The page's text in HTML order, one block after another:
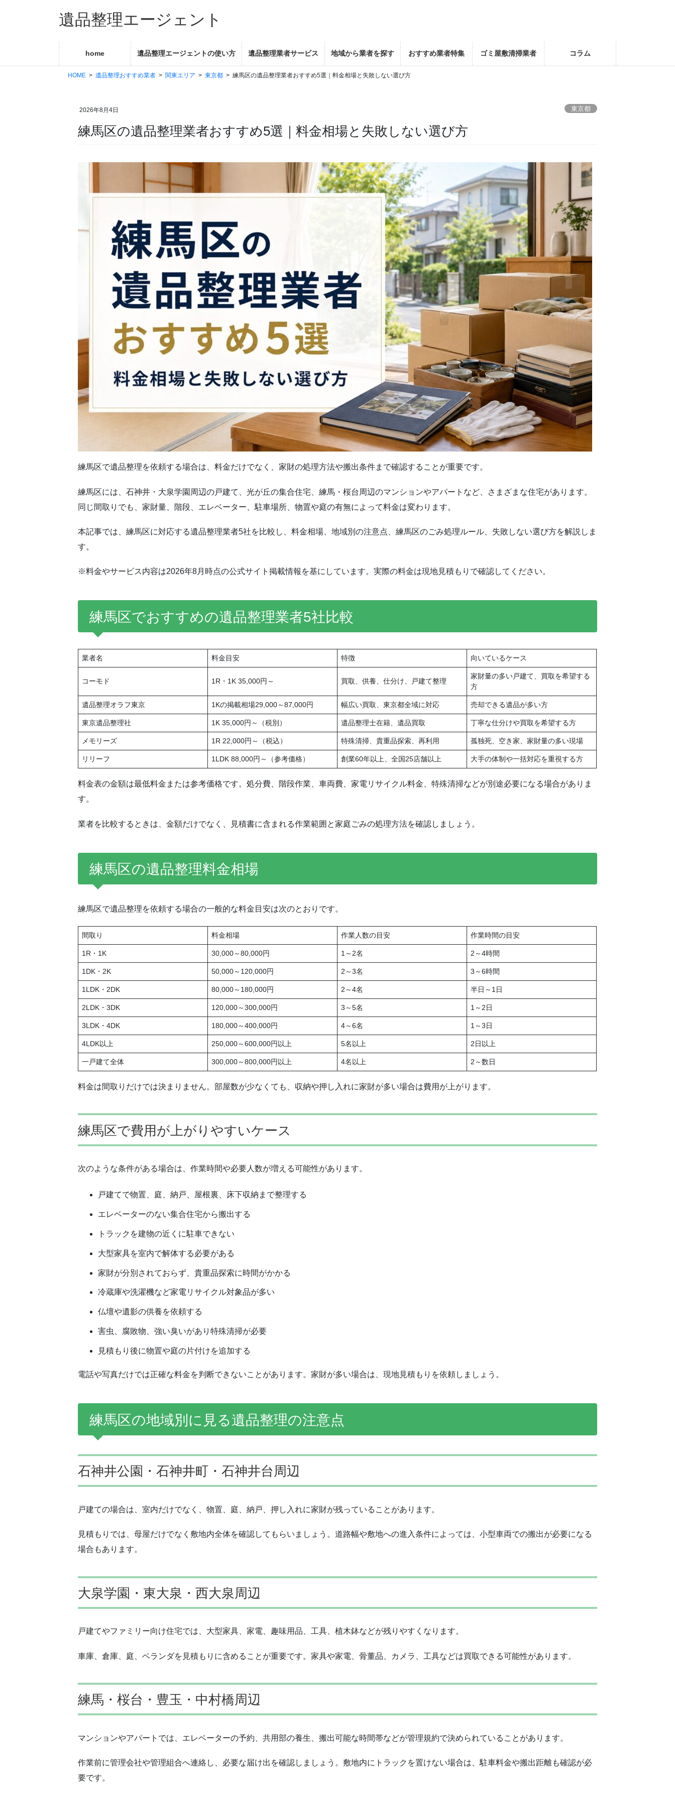
遺品整理エージェント
home 遺品整理エージェントの使い方 遺品整理業者サービス 地域から業者を探す おすすめ業者特集 ゴミ屋敷清掃業者 コラム
HOME 遺品整理おすすめ業者 関東エリア 東京都 練馬区の遺品整理業者おすすめ5選｜料金相場と失敗しない選び方
2026年8月4日 東京都
練馬区の遺品整理業者おすすめ5選｜料金相場と失敗しない選び方
練馬区で遺品整理を依頼する場合は、料金だけでなく、家財の処理方法や搬出条件まで確認することが重要です。
練馬区には、石神井・大泉学園周辺の戸建て、光が丘の集合住宅、練馬・桜台周辺のマンションやアパートなど、さまざまな住宅があります。
同じ間取りでも、家財量、階段、エレベーター、駐車場所、物置や庭の有無によって料金は変わります。
本記事では、練馬区に対応する遺品整理業者5社を比較し、料金相場、地域別の注意点、練馬区のごみ処理ルール、失敗しない選び方を解説しま
す。
※料金やサービス内容は2026年8月時点の公式サイト掲載情報を基にしています。実際の料金は現地見積もりで確認してください。
練馬区でおすすめの遺品整理業者5社比較
業者名 料金目安 特徴 向いているケース
コーモド 1R・1K 35,000円～ 買取、供養、仕分け、戸建て整理
家財量の多い戸建て、買取を希望する
方
遺品整理オラフ東京 1Kの掲載相場29,000～87,000円 幅広い買取、東京都全域に対応 売却できる遺品が多い方
東京遺品整理社 1K 35,000円～（税別） 遺品整理士在籍、遺品買取 丁寧な仕分けや買取を希望する方
メモリーズ 1R 22,000円～（税込） 特殊清掃、貴重品探索、再利用 孤独死、空き家、家財量の多い現場
リリーフ 1LDK 88,000円～（参考価格） 創業60年以上、全国25店舗以上 大手の体制や一括対応を重視する方
料金表の金額は最低料金または参考価格です。処分費、階段作業、車両費、家電リサイクル料金、特殊清掃などが別途必要になる場合がありま
す。
業者を比較するときは、金額だけでなく、見積書に含まれる作業範囲と家庭ごみの処理方法を確認しましょう。
練馬区の遺品整理料金相場
練馬区で遺品整理を依頼する場合の一般的な料金目安は次のとおりです。
間取り 料金相場 作業人数の目安 作業時間の目安
1R・1K 30,000～80,000円 1～2名 2～4時間
1DK・2K 50,000～120,000円 2～3名 3～6時間
1LDK・2DK 80,000～180,000円 2～4名 半日～1日
2LDK・3DK 120,000～300,000円 3～5名 1～2日
3LDK・4DK 180,000～400,000円 4～6名 1～3日
4LDK以上 250,000～600,000円以上 5名以上 2日以上
一戸建て全体 300,000～800,000円以上 4名以上 2～数日
料金は間取りだけでは決まりません。部屋数が少なくても、収納や押し入れに家財が多い場合は費用が上がります。
練馬区で費用が上がりやすいケース
次のような条件がある場合は、作業時間や必要人数が増える可能性があります。
戸建てで物置、庭、納戸、屋根裏、床下収納まで整理する
エレベーターのない集合住宅から搬出する
トラックを建物の近くに駐車できない
大型家具を室内で解体する必要がある
家財が分別されておらず、貴重品探索に時間がかかる
冷蔵庫や洗濯機など家電リサイクル対象品が多い
仏壇や遺影の供養を依頼する
害虫、腐敗物、強い臭いがあり特殊清掃が必要
見積もり後に物置や庭の片付けを追加する
電話や写真だけでは正確な料金を判断できないことがあります。家財が多い場合は、現地見積もりを依頼しましょう。
練馬区の地域別に見る遺品整理の注意点
石神井公園・石神井町・石神井台周辺
戸建ての場合は、室内だけでなく、物置、庭、納戸、押し入れに家財が残っていることがあります。
見積もりでは、母屋だけでなく敷地内全体を確認してもらいましょう。道路幅や敷地への進入条件によっては、小型車両での搬出が必要になる
場合もあります。
大泉学園・東大泉・西大泉周辺
戸建てやファミリー向け住宅では、大型家具、家電、趣味用品、工具、植木鉢などが残りやすくなります。
車庫、倉庫、庭、ベランダを見積もりに含めることが重要です。家具や家電、骨董品、カメラ、工具などは買取できる可能性があります。
練馬・桜台・豊玉・中村橋周辺
マンションやアパートでは、エレベーターの予約、共用部の養生、搬出可能な時間帯などが管理規約で決められていることがあります。
作業前に管理会社や管理組合へ連絡し、必要な届け出を確認しましょう。敷地内にトラックを置けない場合は、駐車料金や搬出距離も確認が必
要です。